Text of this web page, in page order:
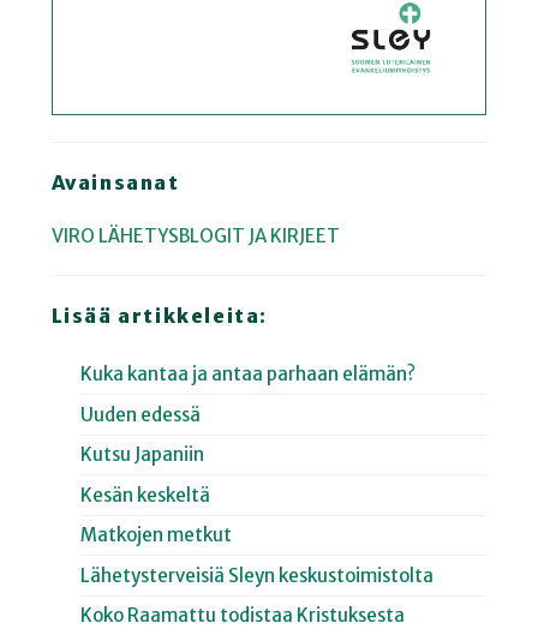
Avainsanat
VIRO LÄHETYSBLOGIT JA KIRJEET
Lisää artikkeleita:
Kuka kantaa ja antaa parhaan elämän?
Uuden edessä
Kutsu Japaniin
Kesän keskeltä
Matkojen metkut
Lähetysterveisiä Sleyn keskustoimistolta
Koko Raamattu todistaa Kristuksesta